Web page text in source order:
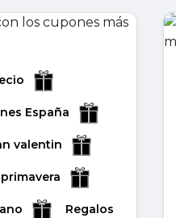
España
valentin
Regalos